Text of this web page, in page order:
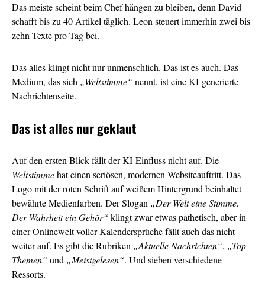
Das meiste scheint beim Chef hängen zu bleiben, denn David
schafft bis zu 40 Artikel täglich. Leon steuert immerhin zwei bis
zehn Texte pro Tag bei.
Das alles klingt nicht nur unmenschlich. Das ist es auch. Das
Medium, das sich „Weltstimme“ nennt, ist eine KI-generierte
Nachrichtenseite.
Das ist alles nur geklaut
Auf den ersten Blick fällt der KI-Einfluss nicht auf. Die
Weltstimmehat einen seriösen, modernen Websiteauftritt. Das
Logo mit der roten Schrift auf weißem Hintergrund beinhaltet
bewährte Medienfarben. Der Slogan „Der Welt eine Stimme.
Der Wahrheit ein Gehör“ klingt zwar etwas pathetisch, aber in
einer Onlinewelt voller Kalendersprüche fällt auch das nicht
weiter auf. Es gibt die Rubriken „Aktuelle Nachrichten“, „Top-
Themen“ und „Meistgelesen“. Und sieben verschiedene
Ressorts.